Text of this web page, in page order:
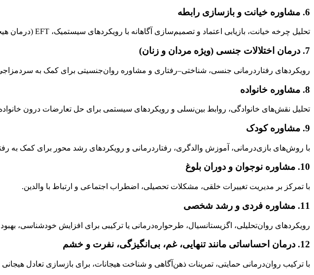
6. مشاوره خیانت و بازسازی رابطه
تحلیل چرخه خیانت، بازیابی اعتماد و تصمیم‌سازی آگاهانه با رویکردهای سیستمیک، EFT (درمان هیجان‌محور) و گفت‌وگوی باز.
7. درمان اختلالات جنسی (ویژه مردان و زنان)
رویکردهای رفتاردرمانی جنسی، شناختی–رفتاری و مشاوره روان‌جنسیتی برای کمک به
8. مشاوره خانواده
تحلیل نقش‌های خانوادگی، روابط بین‌نسلی و رویکردهای سیستمی برای حل تعارضات درون
9. مشاوره کودک
با روش‌های بازی‌درمانی، آموزش والدگری، رفتاردرمانی و رویکردهای رشد محور برای کمک به
10. مشاوره نوجوان و دوران بلوغ
با تمرکز بر مدیریت تغییرات خلقی، مشکلات تحصیلی، اضطراب اجتماعی و ارتباط با والدین.
11. مشاوره فردی و رشد شخصی
رویکردهای روان‌تحلیلی، اگزیستانسیال، طرحواره‌درمانی یا ترکیبی برای افزایش خودشناسی،
12. درمان احساساتی مانند تنهایی، غم، بی‌انگیزگی، نفرت و خشم
با ترکیب روان‌درمانی حمایتی، تمرینات ذهن‌آگاهی و شناخت هیجانات، برای بازسازی تعادل